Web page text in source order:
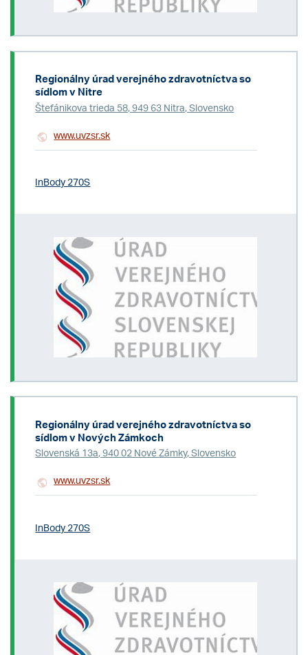
Regionálny úrad verejného zdravotníctva so
sídlom v Nitre
Štefánikova trieda 58, 949 63 Nitra, Slovensko
www.uvzsr.sk
InBody 270S
Regionálny úrad verejného zdravotníctva so
sídlom v Nových Zámkoch
Slovenská 13a, 940 02 Nové Zámky, Slovensko
www.uvzsr.sk
InBody 270S